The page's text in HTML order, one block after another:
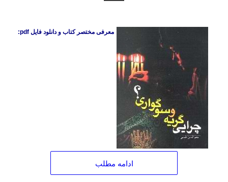
معرفی مختصر کتاب و دانلود فایل pdf:
ادامه مطلب